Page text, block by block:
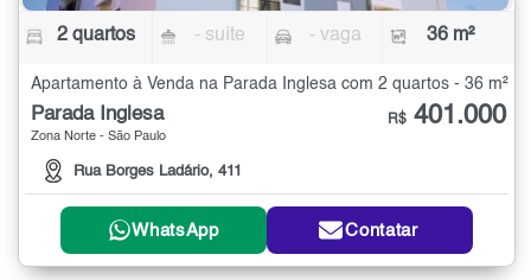
2 quartos - suíte - vaga 36 m²
Apartamento à Venda na Parada Inglesa com 2 quartos - 36 m²
Parada Inglesa
Zona Norte - São Paulo
Rua Borges Ladário, 411
R$ 401.000
WhatsApp Contatar